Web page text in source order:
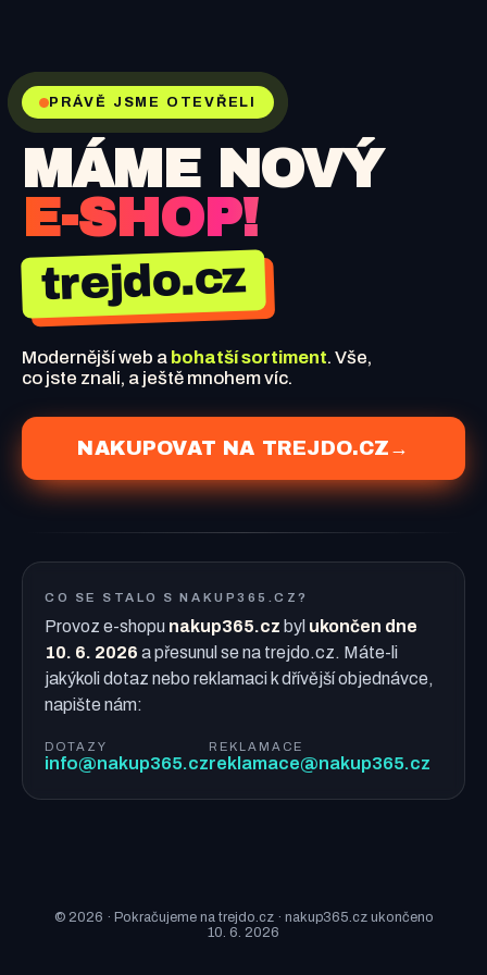
PRÁVĚ JSME OTEVŘELI
MÁME NOVÝ
E-SHOP!
trejdo.cz
Modernější web a bohatší sortiment. Vše,
co jste znali, a ještě mnohem víc.
NAKUPOVAT NA TREJDO.CZ →
CO SE STALO S NAKUP365.CZ?
Provoz e-shopu nakup365.cz byl ukončen dne
10. 6. 2026 a přesunul se na trejdo.cz. Máte-li
jakýkoli dotaz nebo reklamaci k dřívější objednávce,
napište nám:
DOTAZY
info@nakup365.cz
REKLAMACE
reklamace@nakup365.cz
© 2026 · Pokračujeme na trejdo.cz · nakup365.cz ukončeno
10. 6. 2026